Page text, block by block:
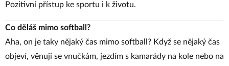
Pozitivní přístup ke sportu i k životu.
Co děláš mimo softball?
Aha, on je taky nějaký čas mimo softball? Když se nějaký čas
objeví, věnuji se vnučkám, jezdím s kamarády na kole nebo na